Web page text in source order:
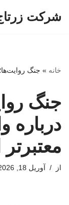
شرکت زرتاج
خانه » جنگ
جنگ
درباره
از آوریل 18, 2026